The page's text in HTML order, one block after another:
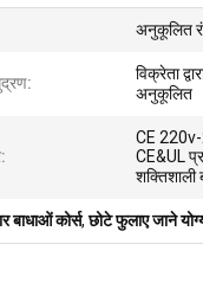
अनुकूलित
विक्रेता
अनुकूलित
CE
CE&UL
शक्तिशाली
बाधाओं कोर्स,छोटे फुलाए जाने